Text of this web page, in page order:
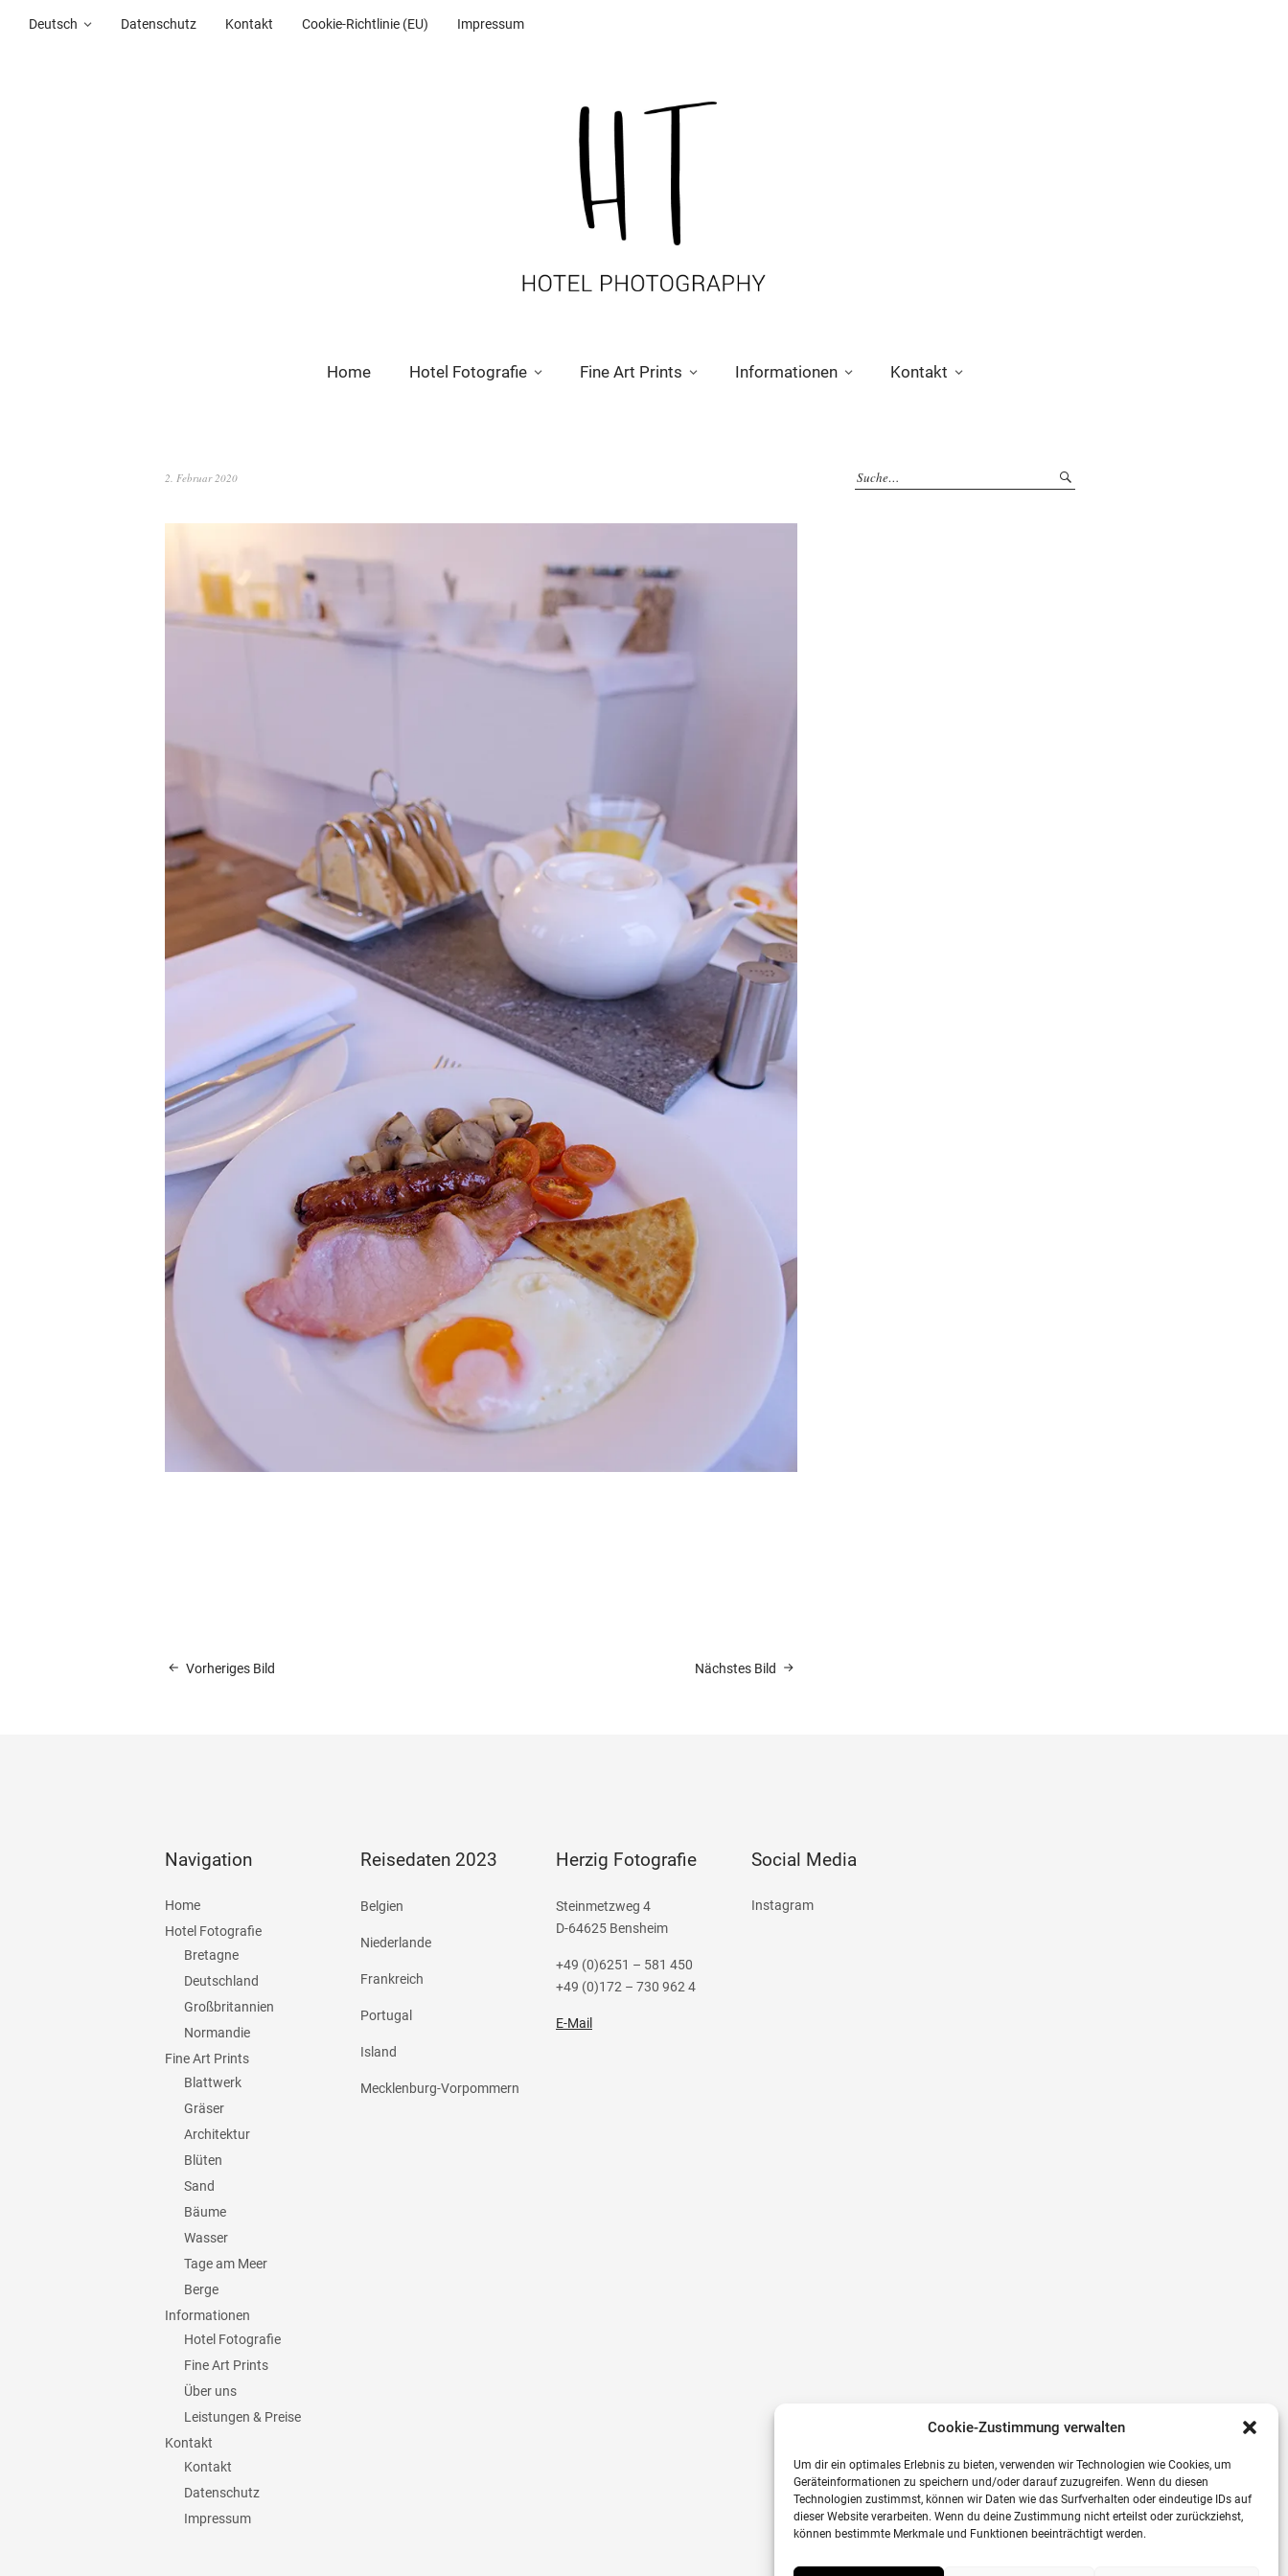
Cookie-Zustimmung verwalten
Um dir ein optimales Erlebnis zu bieten, verwenden wir Technologien wie Cookies, um
Geräteinformationen zu speichern und/oder darauf zuzugreifen. Wenn du diesen
Technologien zustimmst, können wir Daten wie das Surfverhalten oder eindeutige IDs auf
dieser Website verarbeiten. Wenn du deine Zustimmung nicht erteilst oder zurückziehst,
können bestimmte Merkmale und Funktionen beeinträchtigt werden.
Deutsch Datenschutz Kontakt Cookie-Richtlinie (EU) Impressum
Home Hotel Fotografie Fine Art Prints Informationen Kontakt
2. Februar 2020
Nächstes Bild
Vorheriges Bild
Navigation
Home
Hotel Fotografie
Bretagne
Deutschland
Großbritannien
Normandie
Fine Art Prints
Blattwerk
Gräser
Architektur
Blüten
Sand
Bäume
Wasser
Tage am Meer
Berge
Informationen
Hotel Fotografie
Fine Art Prints
Über uns
Leistungen & Preise
Kontakt
Kontakt
Datenschutz
Impressum
Reisedaten 2023
Belgien
Niederlande
Frankreich
Portugal
Island
Mecklenburg-Vorpommern
Herzig Fotografie
Steinmetzweg 4
D-64625 Bensheim
+49 (0)6251 – 581 450
+49 (0)172 – 730 962 4
E-Mail
Social Media
Instagram